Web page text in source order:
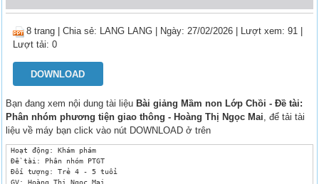
8 trang |Chia sẻ: LANG LANG | Ngày: 27/02/2026 | Lượt xem: 91
Lượt tải: 0
DOWNLOAD
Bạn đang xem nội dung tài liệu Bài giảng Mầm non Lớp Chồi - Đề tài:
Phân nhóm phương tiện giao thông - Hoàng Thị Ngọc Mai, để tải tài
liệu về máy bạn click vào nút DOWNLOAD ở trên
Hoạt động: Khám phám
Đề tài: Phân nhóm PTGT
Đối tượng: Trẻ 4 - 5 tuổi